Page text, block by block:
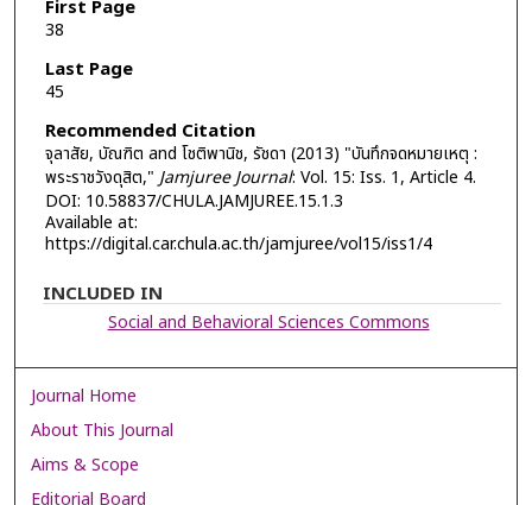
First Page
38
Last Page
45
Recommended Citation
จุลาสัย, บัณฑิต and โชติพานิช, รัชดา (2013) "บันทึกจดหมายเหตุ :
พระราชวังดุสิต," Jamjuree Journal: Vol. 15: Iss. 1, Article 4.
DOI: 10.58837/CHULA.JAMJUREE.15.1.3
Available at:
https://digital.car.chula.ac.th/jamjuree/vol15/iss1/4
INCLUDED IN
Social and Behavioral Sciences Commons
Journal Home
About This Journal
Aims & Scope